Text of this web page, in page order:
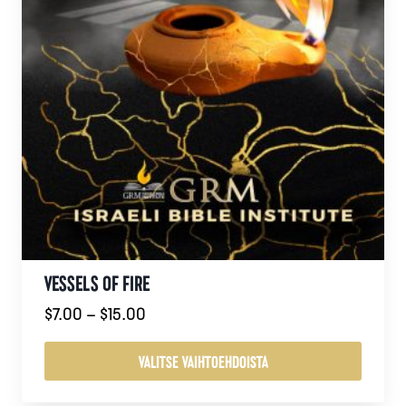
VESSELS OF FIRE
$7.00 – $15.00Hintaluokka:
-
$15.00
VALITSE VAIHTOEHDOISTA